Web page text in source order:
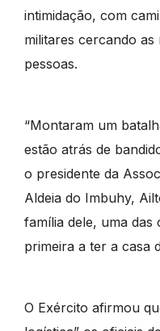
intimidação, com
militares cercando
pessoas.
“Montaram um
estão atrás de
o presidente da
Aldeia do Imbuhy,
família dele, uma das
primeira a ter a casa
O Exército afirmou